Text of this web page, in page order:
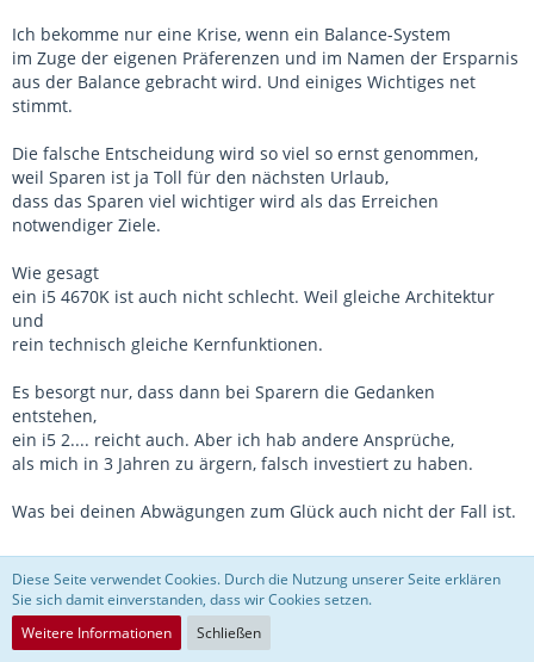
Ich bekomme nur eine Krise, wenn ein Balance-System
im Zuge der eigenen Präferenzen und im Namen der Ersparnis
aus der Balance gebracht wird. Und einiges Wichtiges net
stimmt.
Die falsche Entscheidung wird so viel so ernst genommen,
weil Sparen ist ja Toll für den nächsten Urlaub,
dass das Sparen viel wichtiger wird als das Erreichen
notwendiger Ziele.
Wie gesagt
ein i5 4670K ist auch nicht schlecht. Weil gleiche Architektur
und
rein technisch gleiche Kernfunktionen.
Es besorgt nur, dass dann bei Sparern die Gedanken
entstehen,
ein i5 2.... reicht auch. Aber ich hab andere Ansprüche,
als mich in 3 Jahren zu ärgern, falsch investiert zu haben.
Was bei deinen Abwägungen zum Glück auch nicht der Fall ist.
d0nn
Diese Seite verwendet Cookies. Durch die Nutzung unserer Seite erklären
Sie sich damit einverstanden, dass wir Cookies setzen.
Weitere Informationen
Schließen